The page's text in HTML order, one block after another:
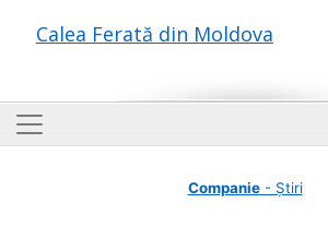
Calea Ferată din Moldova
Companie- Știri